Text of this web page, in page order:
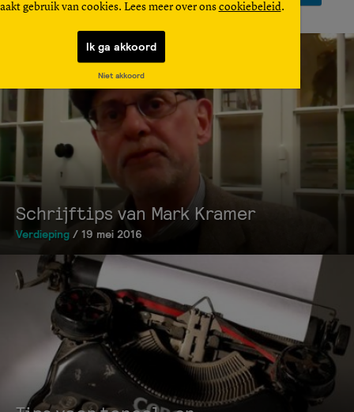
gebruik van cookies. Lees meer over ons cookiebeleid .
Ik ga akkoord
Niet akkoord
Schrijftips van Mark Kramer
Verdieping / 19 mei 2016